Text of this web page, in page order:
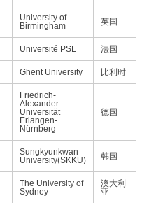
University of
Birmingham
英国
Université PSL 法国
Ghent University 比利时
Friedrich-
Alexander-
Universität
Erlangen-
Nürnberg
德国
Sungkyunkwan
University(SKKU)
韩国
The University of
Sydney
澳大利
亚